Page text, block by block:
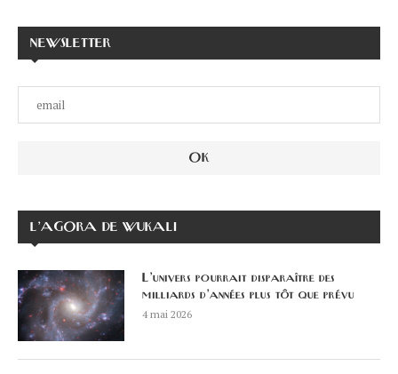
NEWSLETTER
L’AGORA DE WUKALI
L’univers pourrait disparaître des
milliards d’années plus tôt que prévu
4 mai 2026